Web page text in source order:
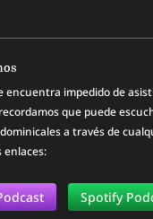
encuentra impedido de
que puede
a través de
enlaces:
Spotify